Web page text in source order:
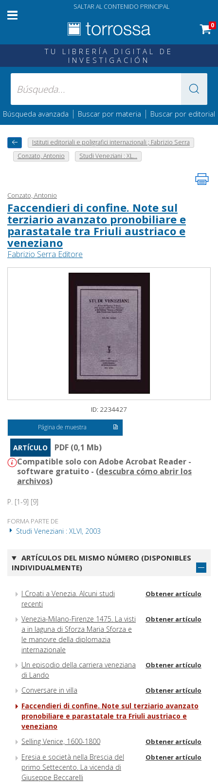
SALTAR AL CONTENIDO PRINCIPAL
0
TU LIBRERÍA DIGITAL DE
INVESTIGACIÓN
Búsqueda avanzada | Buscar por materia | Buscar por editorial
Istituti editoriali e poligrafici internazionali ; Fabrizio Serra
Conzato, Antonio
Studi Veneziani : XL...
Conzato, Antonio
Faccendieri di confine. Note sul
terziario avanzato pronobiliare e
parastatale tra Friuli austriaco e
veneziano
Fabrizio Serra Editore
ID: 2234427
Página de muestra
ARTÍCULO
PDF (0,1 Mb)
Compatible solo con Adobe Acrobat Reader -
software gratuito - (descubra cómo abrir los
archivos)
P. [1-9] [9]
FORMA PARTE DE
Studi Veneziani : XLVI, 2003
ARTÍCULOS DEL MISMO NÚMERO (DISPONIBLES
INDIVIDUALMENTE)
I Croati a Venezia. Alcuni studi
recenti
Obtener artículo
Venezia-Milano-Firenze 1475. La visti
a in laguna di Sforza Maria Sforza e
le manovre della diplomazia
internazionale
Obtener artículo
Un episodio della carriera veneziana
di Lando
Obtener artículo
Conversare in villa Obtener artículo
Faccendieri di confine. Note sul terziario avanzato
pronobiliare e parastatale tra Friuli austriaco e
veneziano
Selling Venice, 1600-1800
Obtener artículo
Eresia e società nella Brescia del
primo Settecento. La vicenda di
Giuseppe Beccarelli
Obtener artículo